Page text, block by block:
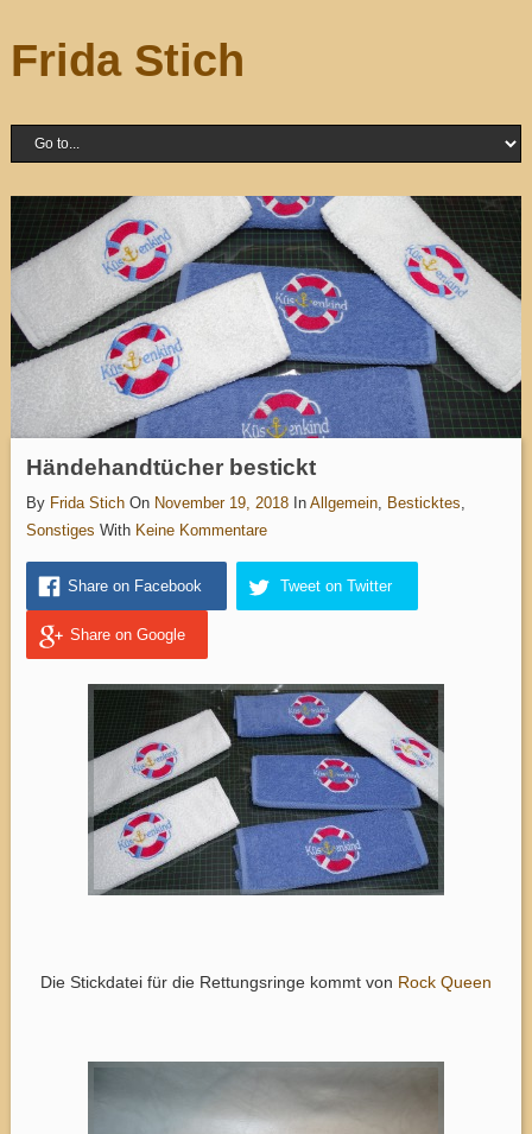
Frida Stich
Händehandtücher bestickt
By Frida Stich On November 19, 2018 In Allgemein, Besticktes,
Sonstiges With Keine Kommentare
Share on Facebook Tweet on Twitter
Share on Google
Die Stickdatei für die Rettungsringe kommt von Rock Queen